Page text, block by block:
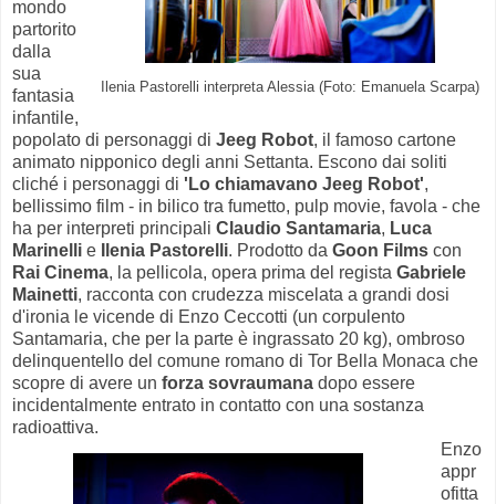
Ilenia Pastorelli interpreta Alessia (Foto: Emanuela Scarpa)
mondo
partorito
dalla
sua
fantasia
infantile,
popolato di personaggi di Jeeg Robot, il famoso cartone
animato nipponico degli anni Settanta. Escono dai soliti
cliché i personaggi di 'Lo chiamavano Jeeg Robot',
bellissimo film - in bilico tra fumetto, pulp movie, favola - che
ha per interpreti principali Claudio Santamaria, Luca
Marinelli e Ilenia Pastorelli. Prodotto da Goon Films con
Rai Cinema, la pellicola, opera prima del regista Gabriele
Mainetti, racconta con crudezza miscelata a grandi dosi
d'ironia le vicende di Enzo Ceccotti (un corpulento
Santamaria, che per la parte è ingrassato 20 kg), ombroso
delinquentello del comune romano di Tor Bella Monaca che
scopre di avere un forza sovraumana dopo essere
incidentalmente entrato in contatto con una sostanza
radioattiva.
Enzo
appr
ofitta